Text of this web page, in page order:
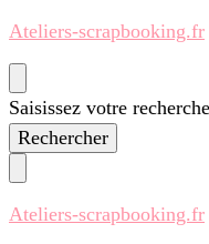
Ateliers-scrapbooking.fr
Vous
recherchiez
quelque
Saisissez votre
Ateliers-scrapbooking.fr